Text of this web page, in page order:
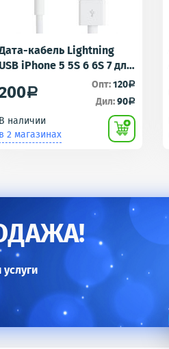
кабель Lightning
iPhone 5 5S 6 6S 7 для
iPad 4 iPad mini iPad Air -
a Опт:120a
Дил:90a
В наличии
в 2 магазинах